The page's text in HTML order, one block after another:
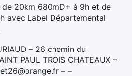
de 20km 680mD+ à 9h et de
avec Label Départemental
– 26 chemin du
PAUL TROIS CHATEAUX –
– –